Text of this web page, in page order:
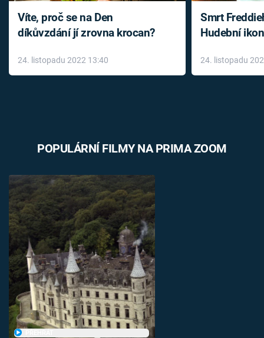
Víte, proč se na Den
díkůvzdání jí zrovna krocan?
24. listopadu 2022 13:40
Smrt
Hudební
léky
24. listopadu
POPULÁRNÍ FILMY NA PRIMA ZOOM